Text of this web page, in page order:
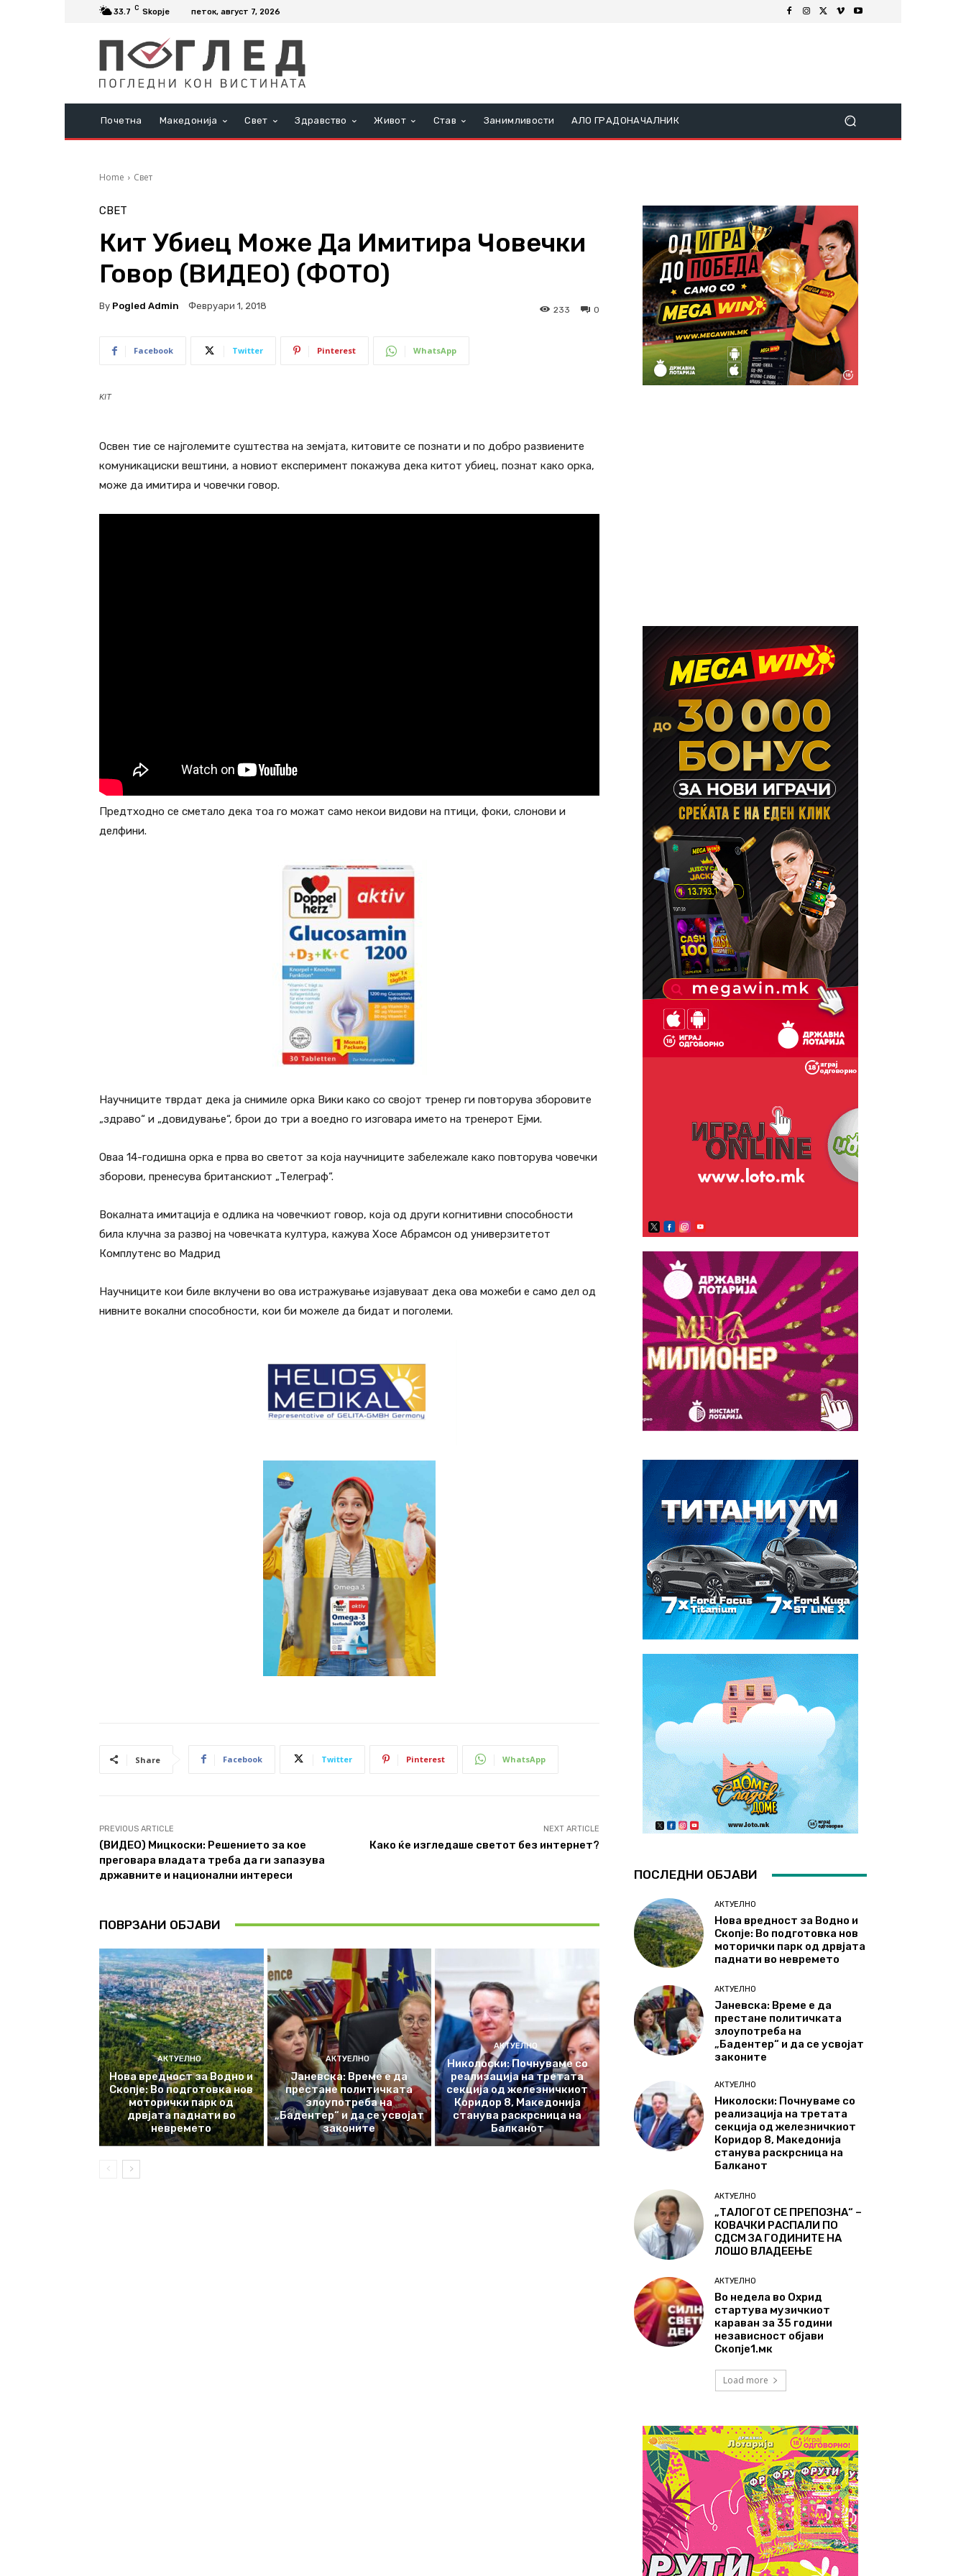
33.7 C Skopje петок, август 7, 2026
Почетна Македонија Свет Здравство Живот Став Занимливости АЛО ГРАДОНАЧАЛНИК
Home Свет
СВЕТ
Кит Убиец Може Да Имитира Човечки
Говор (ВИДЕО) (ФОТО)
By Pogled Admin Февруари 1, 2018 0
233
Facebook Twitter Pinterest WhatsApp
KIT
Освен тие се најголемите суштества на земјата, китовите се познати и по добро развиените
комуникациски вештини, а новиот експеримент покажува дека китот убиец, познат како орка,
може да имитира и човечки говор.
Предтходно се сметало дека тоа го можат само некои видови на птици, фоки, слонови и
делфини.
Научниците тврдат дека ја снимиле орка Вики како со својот тренер ги повторува зборовите
„здраво“ и „довидување“, брои до три а воедно го изговара името на тренерот Ејми.
Оваа 14-годишна орка е прва во светот за која научниците забележале како повторува човечки
зборови, пренесува британскиот „Телеграф“.
Вокалната имитација е одлика на човечкиот говор, која од други когнитивни способности
била клучна за развој на човечката култура, кажува Хосе Абрамсон од универзитетот
Комплутенс во Мадрид
Научниците кои биле вклучени во ова истражување изјавуваат дека ова можеби е само дел од
нивните вокални способности, кои би можеле да бидат и поголеми.
Share Facebook Twitter Pinterest WhatsApp
PREVIOUS ARTICLE
(ВИДЕО) Мицкоски: Решението за кое
преговара владата треба да ги запазува
државните и национални интереси
NEXT ARTICLE
Како ќе изгледаше светот без интернет?
ПОВРЗАНИ ОБЈАВИ
АКТУЕЛНО
Нова вредност за Водно и
Скопје: Во подготовка нов
моторички парк од
дрвјата паднати во
невремето
АКТУЕЛНО
Јаневска: Време е да
престане политичката
злоупотреба на
„Бадентер“ и да се усвојат
законите
АКТУЕЛНО
Николоски: Почнуваме со
реализација на третата
секција од железничкиот
Коридор 8, Македонија
станува раскрсница на
Балканот
ПОСЛЕДНИ ОБЈАВИ
АКТУЕЛНО
Нова вредност за Водно и
Скопје: Во подготовка нов
моторички парк од дрвјата
паднати во невремето
АКТУЕЛНО
Јаневска: Време е да
престане политичката
злоупотреба на
„Бадентер“ и да се усвојат
законите
АКТУЕЛНО
Николоски: Почнуваме со
реализација на третата
секција од железничкиот
Коридор 8, Македонија
станува раскрсница на
Балканот
АКТУЕЛНО
„ТАЛОГОТ СЕ ПРЕПОЗНА“ –
КОВАЧКИ РАСПАЛИ ПО
СДСМ ЗА ГОДИНИТЕ НА
ЛОШО ВЛАДЕЕЊЕ
АКТУЕЛНО
Во недела во Охрид
стартува музичкиот
караван за 35 години
независност објави
Скопје1.мк
Load more